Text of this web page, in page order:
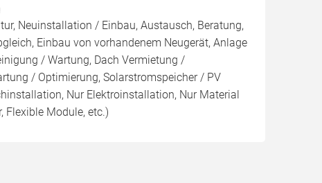
Neuinstallation / Einbau, Austausch, Beratung,
Einbau von vorhandenem Neugerät, Anlage
/ Wartung, Dach Vermietung /
/ Optimierung, Solarstromspeicher / PV
Nur Elektroinstallation, Nur Material
Flexible Module, etc.)